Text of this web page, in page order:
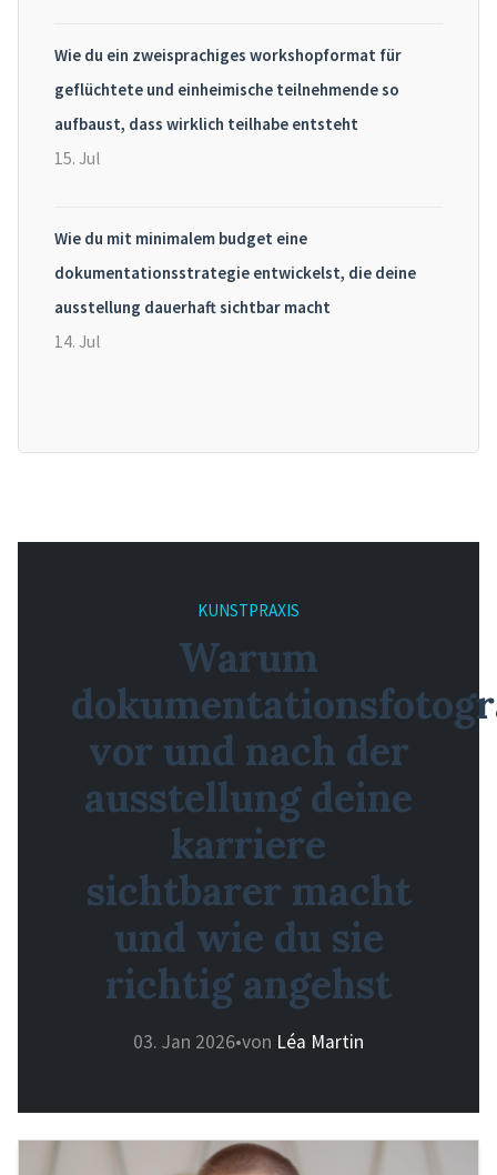
Wie du ein zweisprachiges workshopformat für
geflüchtete und einheimische teilnehmende so
aufbaust, dass wirklich teilhabe entsteht
15. Jul
Wie du mit minimalem budget eine
dokumentationsstrategie entwickelst, die deine
ausstellung dauerhaft sichtbar macht
14. Jul
KUNSTPRAXIS
Warum
vor und nach der
ausstellung deine
karriere
sichtbarer macht
und wie du sie
richtig angehst
03. Jan 2026•von Léa Martin